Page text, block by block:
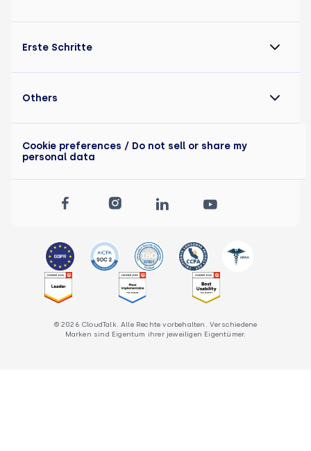
Erste Schritte
© 2026 CloudTalk. Alle Rechte vorbehalten. Verschiedene
Marken sind Eigentum ihrer jeweiligen Eigentümer.
Others
Cookie preferences / Do not sell or share my
personal data